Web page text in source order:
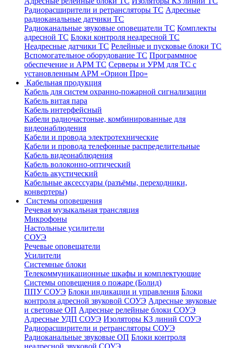
Радиорасширители и ретрансляторы ТС Адресные
радиоканальные датчики ТС
Радиоканальные звуковые оповещатели ТС Комплекты
адресной ТС Блоки контроля неадресной ТС
Неадресные датчики ТС Релейные и пусковые блоки ТС
Вспомогательное оборудование ТС Программное
обеспечение и АРМ ТС Серверы и УРМ для ТС с
установленным АРМ «Орион Про»
Кабельная продукция
Кабель для систем охранно-пожарной сигнализации
Кабель витая пара
Кабель интерфейсный
Кабели радиочастоные, комбинированные для
видеонаблюдения
Кабели и провода электротехнические
Кабели и провода телефонные распределительные
Кабель видеонаблюдения
Кабель волоконно-оптический
Кабель акустический
Кабельные аксессуары (разъёмы, переходники,
конвертеры)
Системы оповещения
Речевая музыкальная трансляция
Микрофоны
Настольные усилители
СОУЭ
Речевые оповещатели
Усилители
Системные блоки
Телекоммуникационные шкафы и комплектующие
Системы оповещения о пожаре (Болид)
ППУ СОУЭ Блоки индикации и управления Блоки
контроля адресной звуковой СОУЭ Адресные звуковые
и световые ОП Адресные релейные блоки СОУЭ
Адресные УДП СОУЭ Изоляторы КЗ линий СОУЭ
Радиорасширители и ретрансляторы СОУЭ
Радиоканальные звуковые ОП Блоки контроля
неадресной звуковой СОУЭ